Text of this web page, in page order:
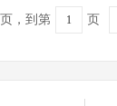
，到第 页